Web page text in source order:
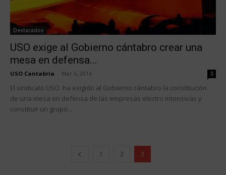
Destacados
USO exige al Gobierno cántabro crear una
mesa en defensa...
USO Cantabria Mar 6, 2016 0
El sindicato USO ha exigido al Gobierno cántabro la constitución
de una mesa en defensa de las empresas electro intensivas y
constituir un grupo...
1 2 3